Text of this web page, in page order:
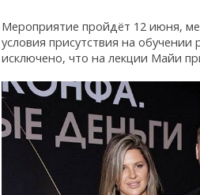
Мероприятие пройдёт 12 июня,
условия присутствия на обучении
исключено, что на лекции Майи